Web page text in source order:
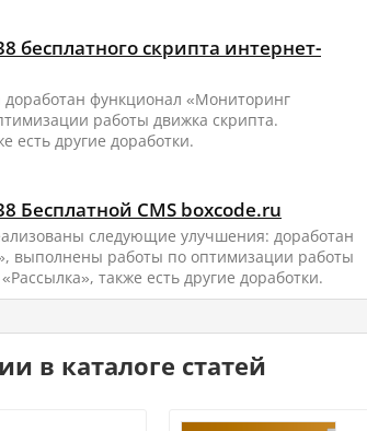
бесплатного скрипта интернет-
функционал «Мониторинг
работы движка скрипта.
есть другие доработки.
Бесплатной CMS boxcode.ru
следующие улучшения: доработан
выполнены работы по оптимизации работы
также есть другие доработки.
в каталоге статей